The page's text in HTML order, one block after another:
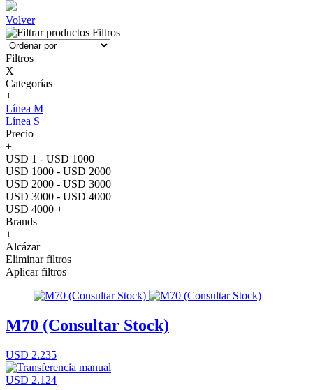
Volver
Filtros
Filtros
X
Categorías
+
Línea M
Línea S
Precio
+
USD 1 - USD 1000
USD 1000 - USD 2000
USD 2000 - USD 3000
USD 3000 - USD 4000
USD 4000 +
Brands
+
Alcázar
Eliminar filtros
Aplicar filtros
M70 (Consultar Stock)
USD 2.235
USD 2.124